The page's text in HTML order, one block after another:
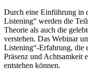
Durch eine Einführung in
Listening“ werden die
Theorie als auch die
verstehen. Das Webinar
Listening“-Erfahrung, die
Präsenz und Achtsamkeit
entstehen können.